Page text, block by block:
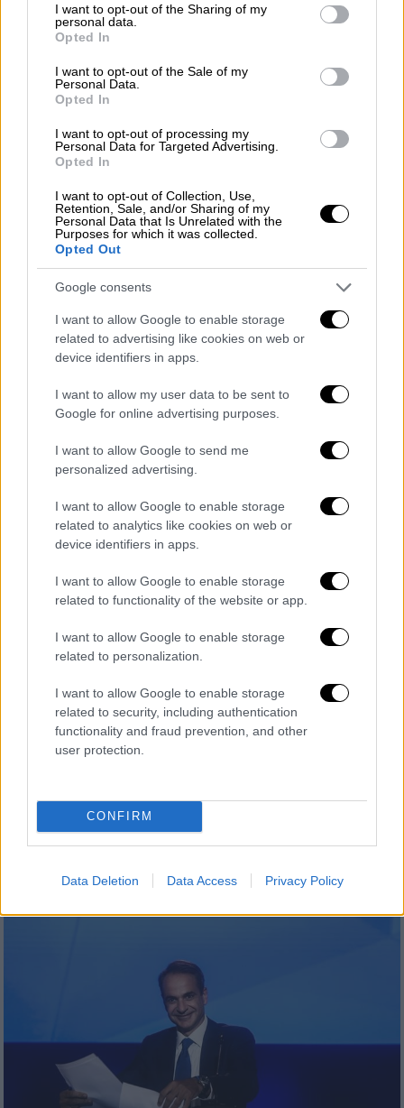
not limited to your visit or usage behaviour. You may click to
grant or deny consent to Google and its third-party tags to
use your data for below specified purposes in below Google
consent section.
I want to opt-out of the Sharing of my
personal data.
Opted In
I want to opt-out of the Sale of my
Personal Data.
Opted In
I want to opt-out of processing my
Personal Data for Targeted Advertising.
Opted In
I want to opt-out of Collection, Use,
Retention, Sale, and/or Sharing of my
Personal Data that Is Unrelated with the
Purposes for which it was collected.
Opted Out
Google consents
I want to allow Google to enable storage
related to advertising like cookies on web or
device identifiers in apps.
I want to allow my user data to be sent to
Google for online advertising purposes.
I want to allow Google to send me
personalized advertising.
I want to allow Google to enable storage
related to analytics like cookies on web or
device identifiers in apps.
I want to allow Google to enable storage
related to functionality of the website or app.
I want to allow Google to enable storage
related to personalization.
I want to allow Google to enable storage
related to security, including authentication
functionality and fraud prevention, and other
user protection.
CONFIRM
Data Deletion Data Access Privacy Policy
Ελλάδα|22.02.2024 14:00
Τρία συλλαλητήρια στο κέντρο της
Αθήνας από φοιτητές, μελισσοκόμους
και υγειονομικούς
Οι κυκλοφοριακές ρυθμίσεις που έχουν
τεθεί σε ισχύ
Από τον Καλτεζά στους «ιπτάμενους
«Δηκεοσίνη» - Οι πορείες του
Πολυτεχνείου που έμειναν στην ιστορία
Ο λαός της Αθήνας, επί 49 συναπτά έτη τιμά
ορθώσουν το ανάστημά τους στον
αυταρχισμό και έκαναν το πρώτο,
αποφασιστικό βήμα αποδόμησης της